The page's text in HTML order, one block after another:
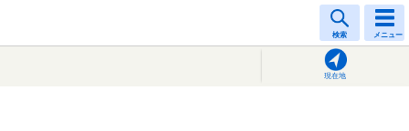
検索 メニュー
現在地